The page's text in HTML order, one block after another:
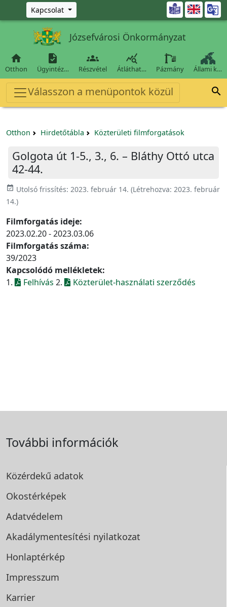
Ugrás a fő tartalomra
Kapcsolat 
Józsefvárosi Önkormányzat

Otthon

Ügyintéz…

Részvétel

Átláthat… Pázmány Állami k…
Válasszon a menüpontok közül 
Otthon Hirdetőtábla Közterületi filmforgatások
Golgota út 1-5., 3., 6. – Bláthy Ottó utca
42-44.
event_available Utolsó frissítés: 2023. február 14. (Létrehozva: 2023. február
14.)
Filmforgatás ideje:
2023.02.20 - 2023.03.06
Filmforgatás száma:
39/2023
Kapcsolódó mellékletek:
1.
Felhívás 2. Közterület-használati szerződés
További információk
Közérdekű adatok
Okostérképek
Adatvédelem
Akadálymentesítési nyilatkozat
Honlaptérkép
Impresszum
Karrier